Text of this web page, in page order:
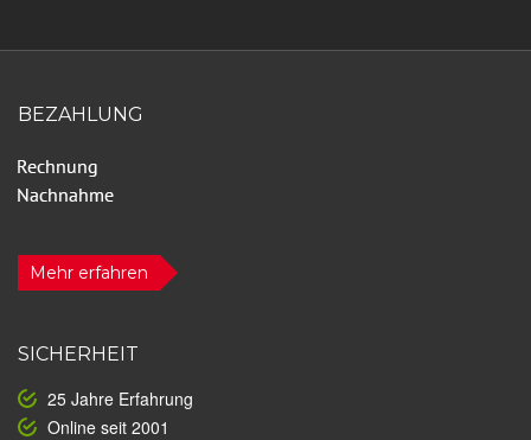
BEZAHLUNG
Mehr erfahren
SICHERHEIT
25 Jahre Erfahrung
Online seit 2001